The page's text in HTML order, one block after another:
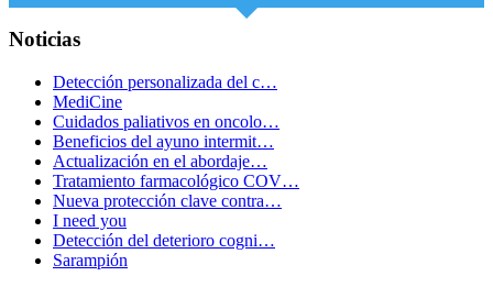
Noticias
Detección personalizada del c…
MediCine
Cuidados paliativos en oncolo…
Beneficios del ayuno intermit…
Actualización en el abordaje…
Tratamiento farmacológico COV…
Nueva protección clave contra…
I need you
Detección del deterioro cogni…
Sarampión